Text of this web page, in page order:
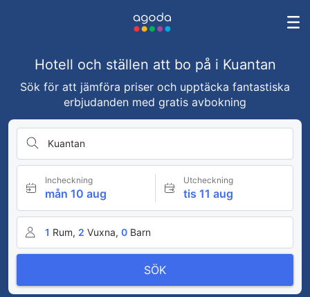
Hotell och ställen att bo på i Kuantan
Sök för att jämföra priser och upptäcka fantastiska
erbjudanden med gratis avbokning
Kuantan
Incheckning
mån 10 aug
Utcheckning
tis 11 aug
1 Rum, 2 Vuxna, 0 Barn
SÖK